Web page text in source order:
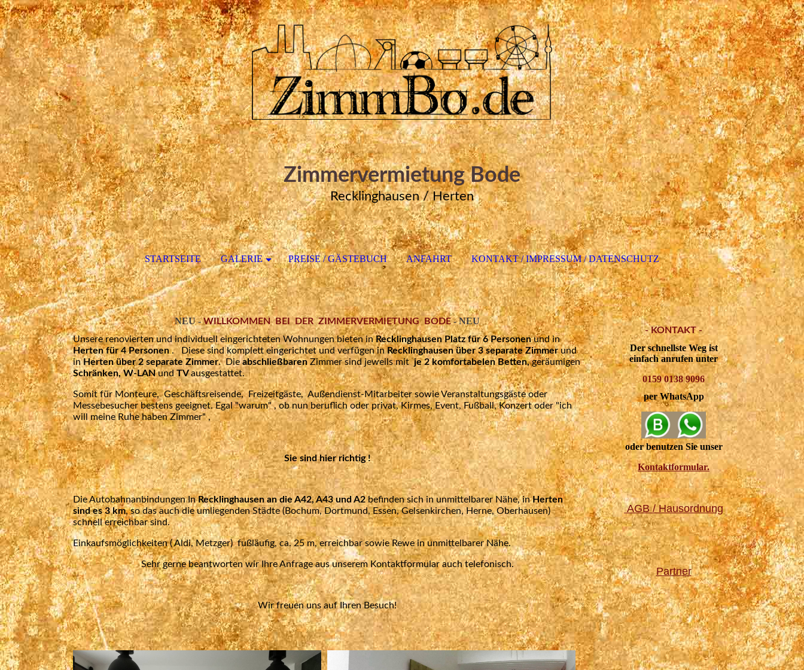
Zimmervermietung Bode
Recklinghausen / Herten
STARTSEITE GALERIE PREISE / GÄSTEBUCH ANFAHRT KONTAKT / IMPRESSUM / DATENSCHUTZ
NEU - WILLKOMMEN BEI DER ZIMMERVERMIETUNG BODE - NEU
Unsere renovierten und individuell eingerichteten Wohnungen bieten inRecklinghausen Platz für 6 Personenund in
Herten für 4 Personen. Diese sind komplett eingerichtet und verfügen inRecklinghausen über 3 separate Zimmerund
inHerten über 2 separate Zimmer. DieabschließbarenZimmer sind jeweils mitje 2 komfortabelen Betten,geräumigen
Schränken, W-LANundTVausgestattet.
Somit für Monteure, Geschäftsreisende, Freizeitgäste,Außendienst-Mitarbeiter sowie Veranstaltungsgäste oder
Messebesucherbestens geeignet.Egal "warum" , ob nun beruflich oder privat, Kirmes, Event, Fußball, Konzert oder "ich
will meine Ruhe haben Zimmer" ,
Sie sind hier richtig !
Die Autobahnanbindungen InRecklinghausen an die A42, A43 und A2befinden sich in unmittelbarer Nähe, inHerten
sind es 3 km, so das auch die umliegenden Städte (Bochum, Dortmund, Essen, Gelsenkirchen, Herne, Oberhausen)
schnell erreichbar sind.
Einkaufsmöglichkeiten ( Aldi, Metzger) fußläufig, ca. 25 m, erreichbar sowieRewe in unmittelbarer Nähe.
Sehr gerne beantworten wir Ihre Anfrage aus unserem Kontaktformular auch telefonisch.
Wir freuen uns auf Ihren Besuch!
- KONTAKT -
Der schnellste Weg ist
einfach anrufen unter
0159 0138 9096
per WhatsApp
oder benutzen Sie unser
Kontaktformular.
AGB / Hausordnung
Partner